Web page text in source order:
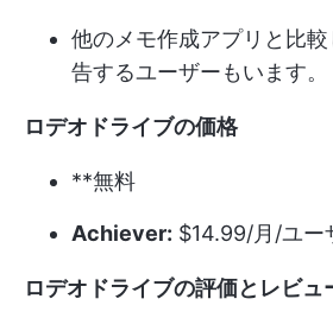
他のメモ作成アプリと比
告するユーザーもいます。
ロデオドライブの価格
**無料
Achiever: $14.99/月/ユー
ロデオドライブの評価とレビュ